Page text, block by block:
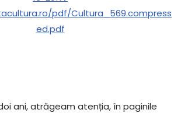
pdf/Cultura_569.compress
ed.pdf
ani, atrăgeam atenția, în paginile